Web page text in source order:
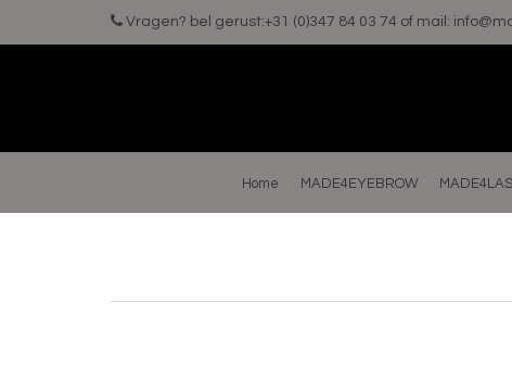
Vragen? bel gerust:+31 (0)347 84 03 74 of mail:
Home MADE4EYEBROW